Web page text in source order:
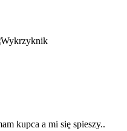
kupca a mi się spieszy..